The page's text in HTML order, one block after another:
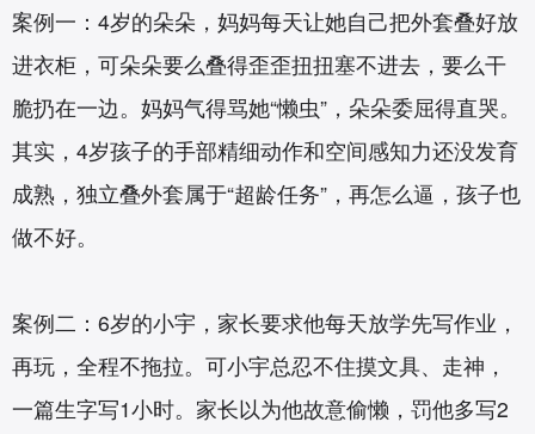
案例一：4岁的朵朵，妈妈每天让她自己把外套叠好放
进衣柜，可朵朵要么叠得歪歪扭扭塞不进去，要么干
脆扔在一边。妈妈气得骂她“懒虫”，朵朵委屈得直哭。
其实，4岁孩子的手部精细动作和空间感知力还没发育
成熟，独立叠外套属于“超龄任务”，再怎么逼，孩子也
做不好。
案例二：6岁的小宇，家长要求他每天放学先写作业，
再玩，全程不拖拉。可小宇总忍不住摸文具、走神，
一篇生字写1小时。家长以为他故意偷懒，罚他多写2